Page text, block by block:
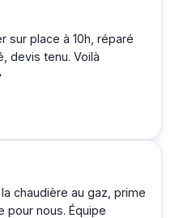
sur place à 10h, réparé
devis tenu. Voilà
chaudière au gaz, prime
pour nous. Équipe